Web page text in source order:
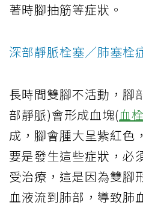
著時腳抽筋等症狀。
深部靜脈栓塞／肺塞栓
長時間雙腳不活動，腳
部靜脈)會形成血塊(血栓
成，腳會腫大呈紫紅色
要是發生這些症狀，必
受治療，這是因為雙腳
血液流到肺部，導致肺